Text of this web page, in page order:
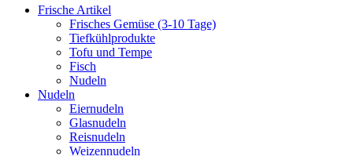
Frische Artikel
Frisches Gemüse (3-10 Tage)
Tiefkühlprodukte
Tofu und Tempe
Fisch
Nudeln
Nudeln
Eiernudeln
Glasnudeln
Reisnudeln
Weizennudeln